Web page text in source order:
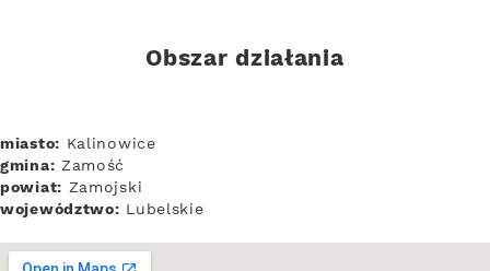
Obszar działania
miasto: Kalinowice
gmina: Zamość
powiat: Zamojski
województwo: Lubelskie